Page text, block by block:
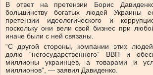
В ответ на претензии Борис
большинству богатых людей Украины
претензии идеологического и
поскольку они вели свой бизнес при
иначе были с ней связаны.
“С другой стороны, компании этих
долю “негосударственного” ВВП и
миллионы украинцев, а товарами и
миллионов”, — заявил Давиденко.